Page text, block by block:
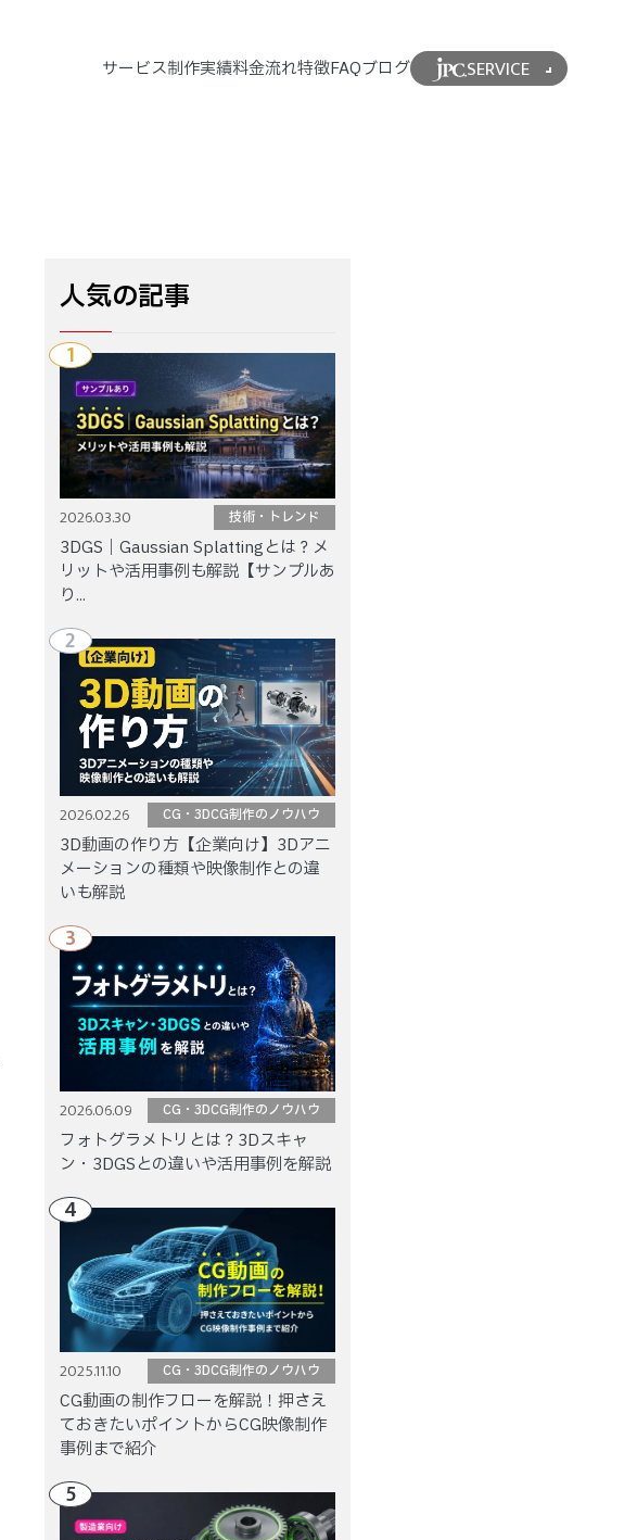
サービス制作実績料金流れ特徴FAQブログ SERVICE
人気の記事
2026.03.30 技術・トレンド
3DGS｜Gaussian Splattingとは？メ
リットや活用事例も解説【サンプルあ
り...
1
2026.02.26 CG・3DCG制作のノウハウ
3D動画の作り方【企業向け】3Dアニ
メーションの種類や映像制作との違
いも解説
2
2026.06.09 CG・3DCG制作のノウハウ
フォトグラメトリとは？3Dスキャ
ン・3DGSとの違いや活用事例を解説
3
2025.11.10 CG・3DCG制作のノウハウ
CG動画の制作フローを解説！押さえ
ておきたいポイントからCG映像制作
事例まで紹介
4
5